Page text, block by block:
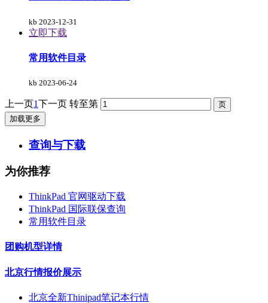
kb 2023-12-31
立即下载
常用软件目录
kb 2023-06-24
上一页1下一页 转至第
加载更多
查询与下载
为你推荐
ThinkPad 官网驱动下载
ThinkPad 国际联保查询
常用软件目录
团购机型详情
北京行情报价展示
北京全新Thinipad笔记本行情